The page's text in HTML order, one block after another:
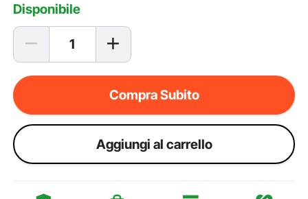
Disponibile
Compra Subito
Aggiungi al carrello